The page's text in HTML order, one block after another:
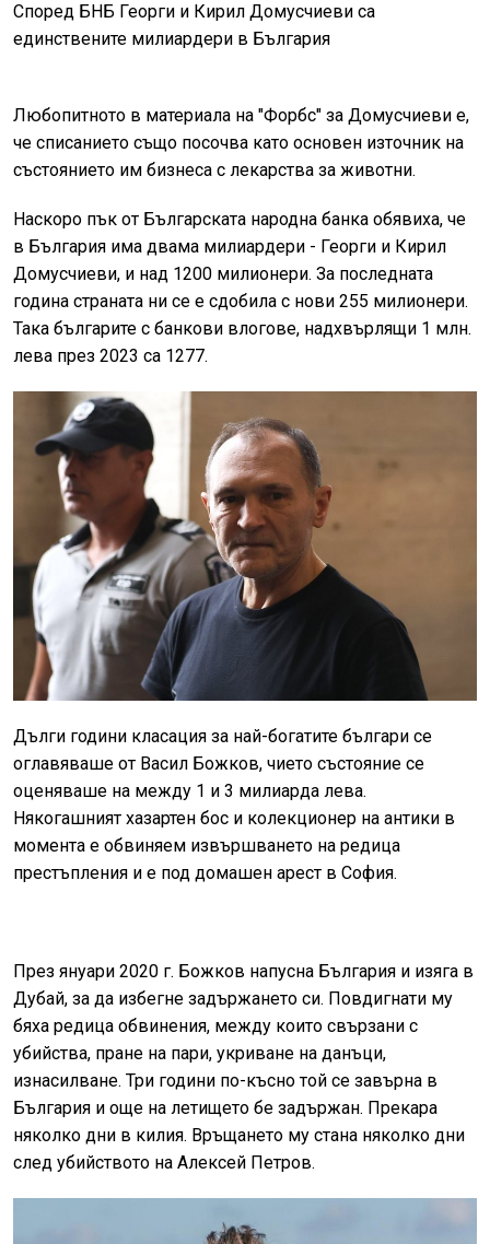
Според БНБ Георги и Кирил Домусчиеви са
единствените милиардери в България
Любопитното в материала на "Форбс" за Домусчиеви е,
че списанието също посочва като основен източник на
състоянието им бизнеса с лекарства за животни.
Наскоро пък от Българската народна банка обявиха, че
в България има двама милиардери - Георги и Кирил
Домусчиеви, и над 1200 милионери. За последната
година страната ни се е сдобила с нови 255 милионери.
Така българите с банкови влогове, надхвърлящи 1 млн.
лева през 2023 са 1277.
Дълги години класация за най-богатите българи се
оглавяваше от Васил Божков, чието състояние се
оценяваше на между 1 и 3 милиарда лева.
Някогашният хазартен бос и колекционер на антики в
момента е обвиняем извършването на редица
престъпления и е под домашен арест в София.
През януари 2020 г. Божков напусна България и изяга в
Дубай, за да избегне задържането си. Повдигнати му
бяха редица обвинения, между които свързани с
убийства, пране на пари, укриване на данъци,
изнасилване. Три години по-късно той се завърна в
България и още на летището бе задържан. Прекара
няколко дни в килия. Връщането му стана няколко дни
след убийството на Алексей Петров.